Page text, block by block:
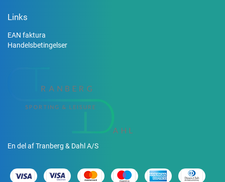
Links
EAN faktura
Handelsbetingelser
En del af Tranberg & Dahl A/S